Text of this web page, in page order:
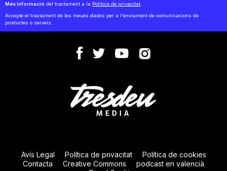
Més informació del tractament a la Política de privacitat
Accepte el tractament de les meues dades per a l'enviament de comunicacions de
productes o serveis.
Avís Legal Política de privacitat
Política de cookies
Contacta
Creative Commons
podcast en valencià